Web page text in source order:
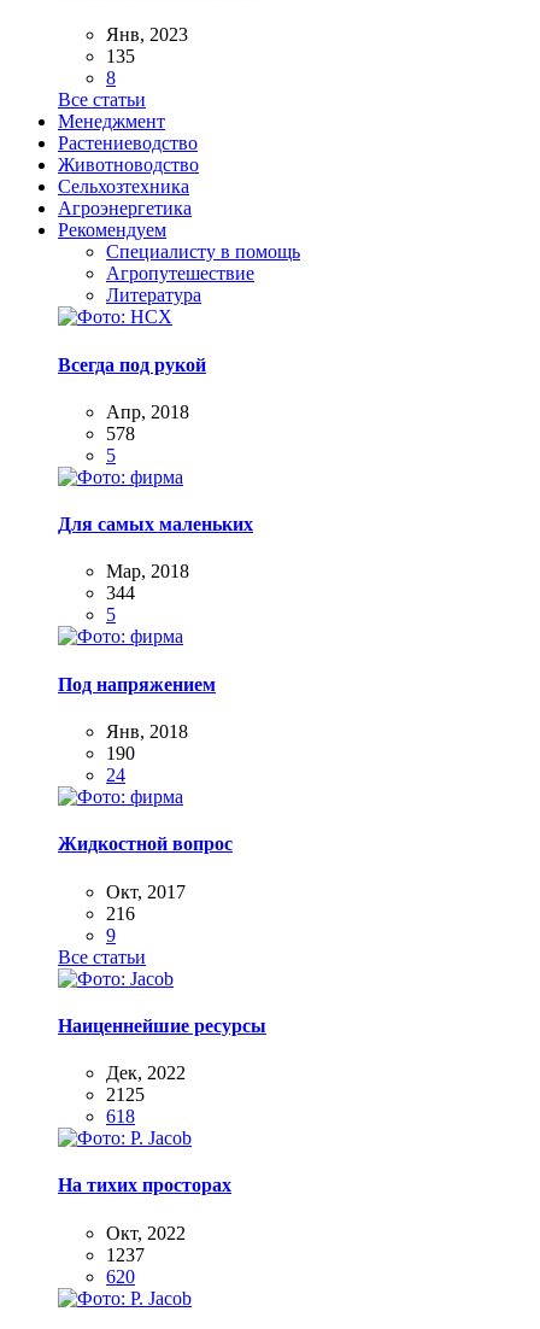
Янв, 2023
135
8
Все статьи
Менеджмент
Растениеводство
Животноводство
Сельхозтехника
Агроэнергетика
Рекомендуем
Специалисту в помощь
Агропутешествие
Литература
Всегда под рукой
Апр, 2018
578
5
Для самых маленьких
Мар, 2018
344
5
Под напряжением
Янв, 2018
190
24
Жидкостной вопрос
Окт, 2017
216
9
Все статьи
Наиценнейшие ресурсы
Дек, 2022
2125
618
На тихих просторах
Окт, 2022
1237
620